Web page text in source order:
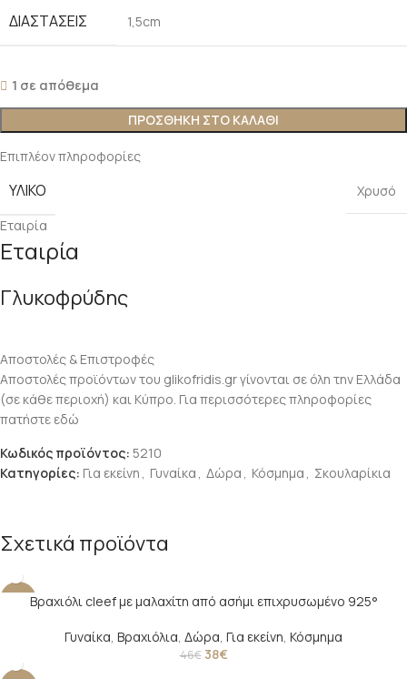
ΔΙΑΣΤΆΣΕΙΣ 1,5cm
1 σε απόθεμα
ΠΡΟΣΘΉΚΗ ΣΤΟ ΚΑΛΆΘΙ
Επιπλέον πληροφορίες
ΥΛΙΚΌ
Χρυσό
Εταιρία
Εταιρία
Γλυκοφρύδης
Αποστολές & Επιστροφές
Αποστολές προϊόντων του glikofridis.gr γίνονται σε όλη την Ελλάδα
(σε κάθε περιοχή) και Κύπρο. Για περισσότερες πληροφορίες
πατήστε εδώ
Κωδικός προϊόντος: 5210
Κατηγορίες: Για εκείνη , Γυναίκα , Δώρα , Κόσμημα , Σκουλαρίκια
Σχετικά προϊόντα
Βραχιόλι cleef με μαλαχίτη από ασήμι επιχρυσωμένο 925°
Γυναίκα, Βραχιόλια, Δώρα, Για εκείνη, Κόσμημα
46€ 38€